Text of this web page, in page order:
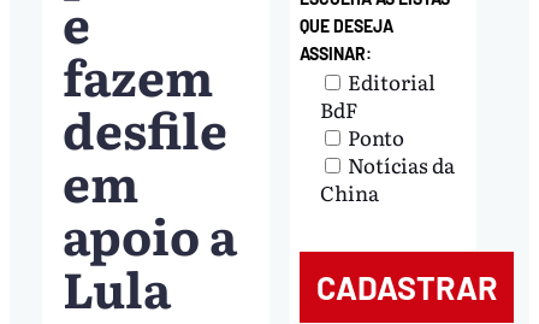
e
fazem
desfile
em
apoio a
Lula
QUE DESEJA
ASSINAR:
Editorial
BdF
Ponto
Notícias da
China